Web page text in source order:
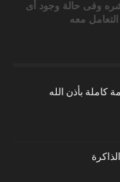
وفى حالة وجود أى
معه
كاملة بأذن الله